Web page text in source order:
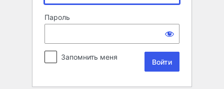
Пароль
Запомнить меня